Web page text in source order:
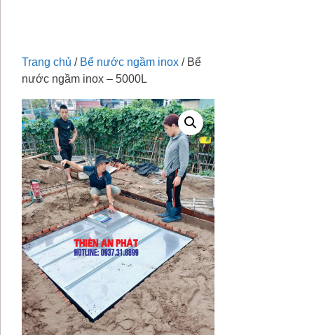
Trang chủ / Bể nước ngầm inox / Bể
nước ngầm inox – 5000L